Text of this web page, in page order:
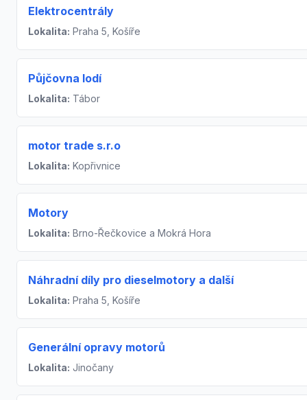
Elektrocentrály
Lokalita: Praha 5, Košíře
Půjčovna lodí
Lokalita: Tábor
motor trade s.r.o
Lokalita: Kopřivnice
Motory
Lokalita: Brno-Řečkovice a Mokrá Hora
Náhradní díly pro dieselmotory a další
Lokalita: Praha 5, Košíře
Generální opravy motorů
Lokalita: Jinočany